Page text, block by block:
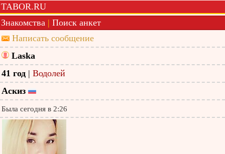
TABOR.RU
Знакомства | Поиск анкет
Написать сообщение
Laska
41 год | Водолей
Аскиз
Была сегодня в 2:26